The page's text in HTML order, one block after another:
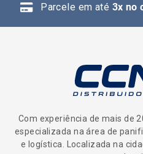
Parcele em até 3x no
Com experiência de mais de
especializada na área de
e logística. Localizada na